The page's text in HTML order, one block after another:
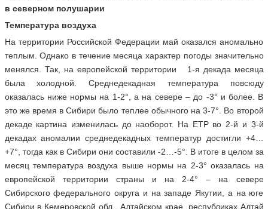
в северном полушарии
Температура воздуха
На территории Российской Федерации май оказался аномально
теплым. Однако в течение месяца характер погоды значительно
менялся. Так, на европейской территории 1-я декада месяца
была холодной. Среднедекадная температура повсюду
оказалась ниже нормы на 1-2°, а на севере – до -3° и более. В
это же время в Сибири было теплее обычного на 3-7°. Во второй
декаде картина изменилась до наоборот. На ЕТР во 2-й и 3-й
декадах аномалии среднедекадных температур достигли +4…
+7°, тогда как в Сибири они составили -2…-5°. В итоге в целом за
месяц температура воздуха выше нормы на 2-3° оказалась на
европейской территории страны и на 2-4° – на севере
Сибирского федерального округа и на западе Якутии, а на юге
Сибири в Кемеровской обл., Алтайском крае, республиках Алтай